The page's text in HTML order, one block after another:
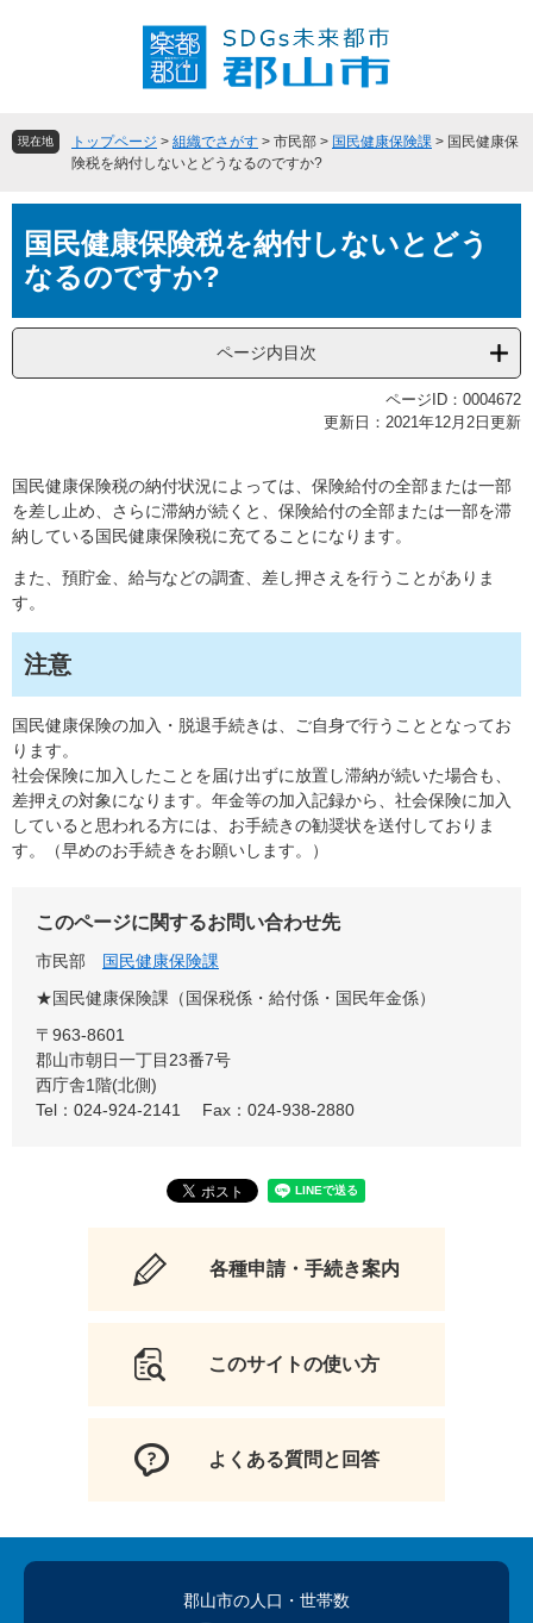
頭
飛現在地 トップページ > 組織でさがす > 市民部 > 国民健康保険課 > 国民健康保
険税を納付しないとどうなるのですか?
国民健康保険税を納付しないとどう
なるのですか?
ページ内目次
ページID：0004672
更新日：2021年12月2日更新
国民健康保険税の納付状況によっては、保険給付の全部または一部
を差し止め、さらに滞納が続くと、保険給付の全部または一部を滞
納している国民健康保険税に充てることになります。
また、預貯金、給与などの調査、差し押さえを行うことがありま
す。
注意
国民健康保険の加入・脱退手続きは、ご自身で行うこととなってお
ります。
社会保険に加入したことを届け出ずに放置し滞納が続いた場合も、
差押えの対象になります。年金等の加入記録から、社会保険に加入
していると思われる方には、お手続きの勧奨状を送付しておりま
す。（早めのお手続きをお願いします。）
このページに関するお問い合わせ先
市民部
国民健康保険課
★国民健康保険課（国保税係・給付係・国民年金係）
〒963-8601
郡山市朝日一丁目23番7号
西庁舎1階(北側)
Tel：024-924-2141
Fax：024-938-2880
各種申請・手続き案内
このサイトの使い方
よくある質問と回答
郡山市の人口 ・世帯数